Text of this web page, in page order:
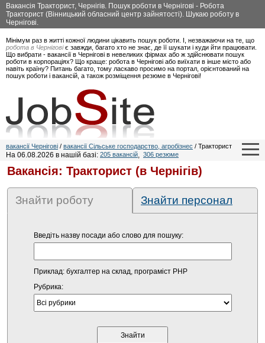
Вакансія Тракторист, Чернігів. Пошук роботи в Чернігові - Робота
Тракторист (Вінницький обласний центр зайнятості). Шукаю роботу в
Чернігові.
Мінімум раз в житті кожної людини цікавить пошук роботи. І, незважаючи на те, що
робота в Черніговіє завжди, багато хто не знає, де її шукати і куди йти працювати.
Що вибрати - вакансії в Чернігові в невеликих фірмах або ж здійснювати пошук
роботи в корпораціях? Що краще: робота в Чернігові або виїхати в інше місто або
навіть країну? Питань багато, тому ласкаво просимо на портал, орієнтований на
пошук роботи і вакансій, а також розміщення резюме в Чернігові!
вакансії Чернігові / вакансії Сільське господарство, агробізнес / Тракторист
На 06.08.2026 в нашій базі: 205 вакансій, 306 резюме
Вакансія: Тракторист (в Чернігів)
Знайти роботу Знайти персонал
Введіть назву посади або слово для пошуку:
Приклад: бухгалтер на склад, програміст PHP
Рубрика: